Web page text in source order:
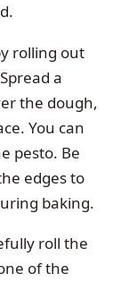
rolling out
a
the dough,
You can
pesto. Be
edges to
baking.
roll the
of the